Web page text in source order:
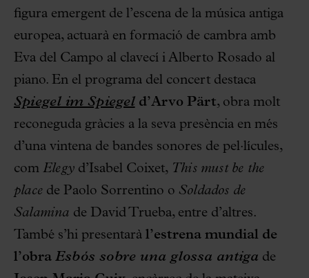
figura emergent de l’escena de la música antiga
europea, actuarà en formació de cambra amb
Eva del Campo al clavecí i Alberto Rosado al
piano. En el programa del concert destaca
Spiegel im Spiegeld’Arvo Pärt, obra molt
reconeguda gràcies a la seva presència en més
d’una vintena de bandes sonores de pel·lícules,
com Elegy d’Isabel Coixet, This must be the
place de Paolo Sorrentino o Soldados de
Salamina de David Trueba, entre d’altres.
També s’hi presentarà l’estrena mundial de
l’obra Esbós sobre una glossa antiga de